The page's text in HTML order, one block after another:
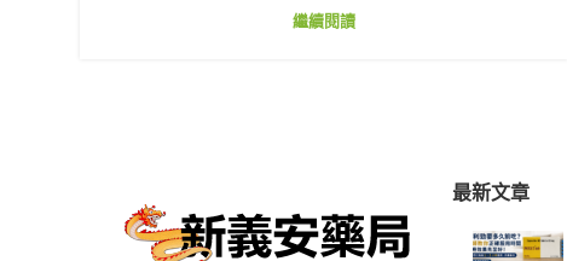
繼續閱讀
最新文章